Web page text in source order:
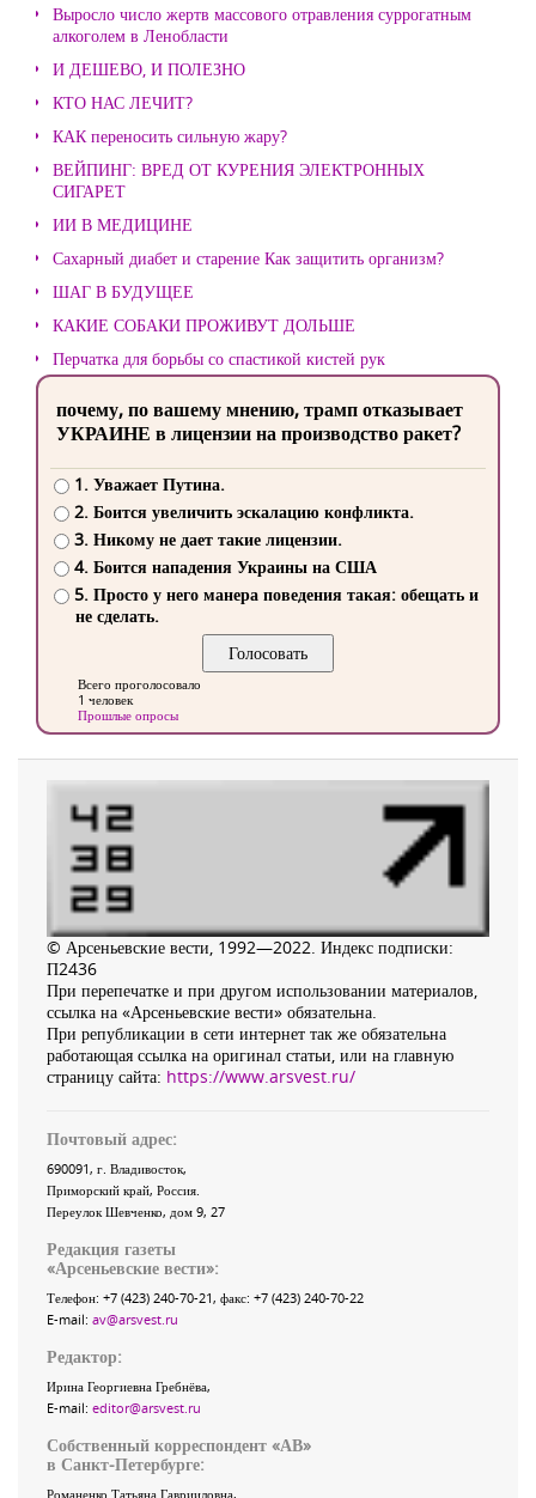
Выросло число жертв массового отравления суррогатным
алкоголем в Ленобласти
И ДЕШЕВО, И ПОЛЕЗНО
КТО НАС ЛЕЧИТ?
КАК переносить сильную жару?
ВЕЙПИНГ: ВРЕД ОТ КУРЕНИЯ ЭЛЕКТРОННЫХ
СИГАРЕТ
ИИ В МЕДИЦИНЕ
Сахарный диабет и старение Как защитить организм?
ШАГ В БУДУЩЕЕ
КАКИЕ СОБАКИ ПРОЖИВУТ ДОЛЬШЕ
Перчатка для борьбы со спастикой кистей рук
почему, по вашему мнению, трамп отказывает
УКРАИНЕ в лицензии на производство ракет?
1. Уважает Путина.
2. Боится увеличить эскалацию конфликта.
3. Никому не дает такие лицензии.
4. Боится нападения Украины на США
5. Просто у него манера поведения такая: обещать и
не сделать.
Всего проголосовало
1 человек
Прошлые опросы
© Арсеньевские вести, 1992—2022. Индекс подписки:
П2436
При перепечатке и при другом использовании материалов,
ссылка на «Арсеньевские вести» обязательна.
При републикации в сети интернет так же обязательна
работающая ссылка на оригинал статьи, или на главную
страницу сайта: https://www.arsvest.ru/
Почтовый адрес:
690091, г. Владивосток,
Приморский край, Россия
Переулок Шевченко, дом 9, 27
Редакция газеты
«Арсеньевские вести»:
Телефон: +7 (423) 240-70-21, факс: +7 (423) 240-70-22
E-mail: av@arsvest.ru
Редактор:
Ирина Георгиевна Гребнёва,
E-mail: editor@arsvest.ru
Собственный корреспондент «АВ»
в Санкт-Петербурге:
Романенко Татьяна Гаврииловна,